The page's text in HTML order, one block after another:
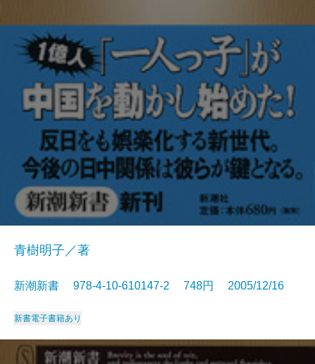
青樹明子／著
新潮新書 978-4-10-610147-2 748円 2005/12/16
新書電子書籍あり